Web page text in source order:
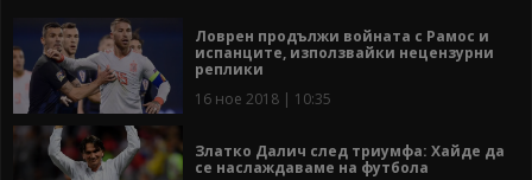
Ловрен продължи войната с Рамос и
испанците, използвайки нецензурни
реплики
16 ное 2018 | 10:35
Златко Далич след триумфа: Хайде да
се наслаждаваме на футбола